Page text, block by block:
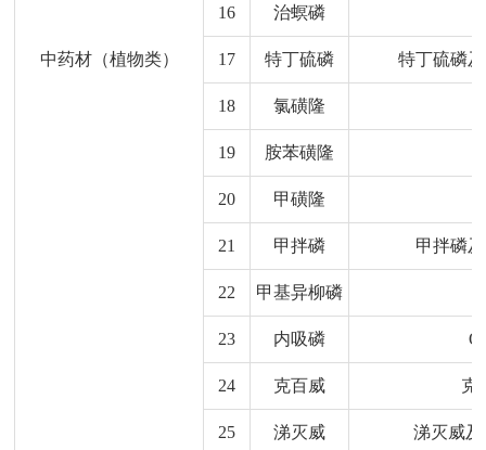
中药材（植物类）
16 治螟磷
17 特丁硫磷 特丁硫磷
18 氯磺隆
19 胺苯磺隆
20 甲磺隆
21 甲拌磷 甲拌磷
22 甲基异柳磷
23 内吸磷
24 克百威 克
25 涕灭威 涕灭威